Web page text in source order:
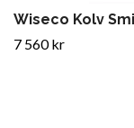
Wiseco Kolv
7 560 kr